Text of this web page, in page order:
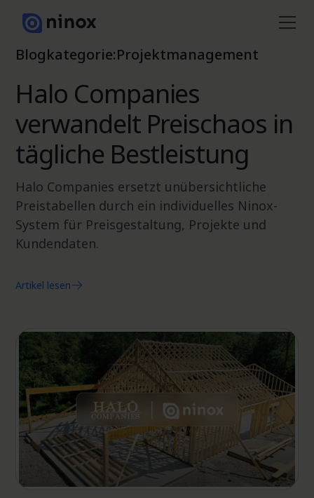
Blogkategorie:Projektmanagement
Halo Companies
verwandelt Preischaos in
tägliche Bestleistung
Halo Companies ersetzt unübersichtliche
Preistabellen durch ein individuelles Ninox-
System für Preisgestaltung, Projekte und
Kundendaten.
Artikel lesen